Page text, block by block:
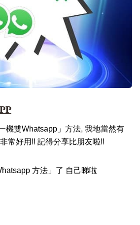
機雙Whatsapp」方法, 我地當然有
常好用!! 記得分享比朋友啦!!
方法」了 自己睇啦